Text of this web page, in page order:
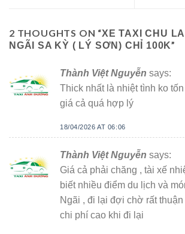
2 THOUGHTS ON “XE TAXI CHU
NGÃI SA KỲ ( LÝ SƠN) CHỈ 100K”
Thành Việt Nguyễn says:
Thick nhất là nhiệt tình ko
giá cả quá hợp lý
18/04/2026 AT 06:06
Thành Việt Nguyễn says:
Giá cả phải chăng , tài xế
biết nhiều điểm du lịch và
Ngãi , đi lại đợi chờ rất
chi phí cao khi đi lại